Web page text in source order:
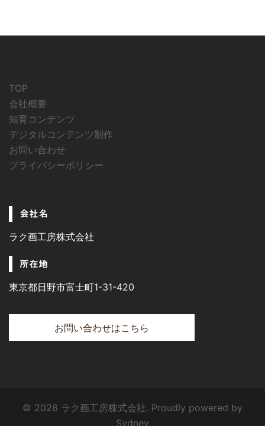
TOP
会社概要
知育コンテンツ
デジタルコンテンツ制作
お問い合わせ
プライバシーポリシー
会社名
ラク画工房株式会社
所在地
東京都日野市富士町1-31-420
お問い合わせはこちら
© 2026 ラク画工房株式会社. Proudly powered by
Sydney